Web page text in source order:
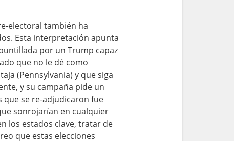
electoral también ha
Esta interpretación apunta
por un Trump capaz
que no le dé como
(Pennsylvania) y que siga
y su campaña pide un
que se re-adjudicaron fue
sonrojarían en cualquier
los estados clave, tratar de
que estas elecciones